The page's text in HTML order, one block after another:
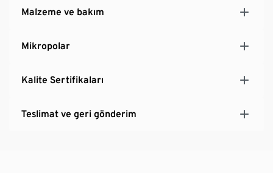
Malzeme ve bakım
Mikropolar
Kalite Sertifikaları
Teslimat ve geri gönderim